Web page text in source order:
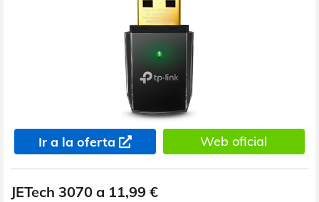
Ir a la oferta Web oficial
JETech 3070 a 11,99 €